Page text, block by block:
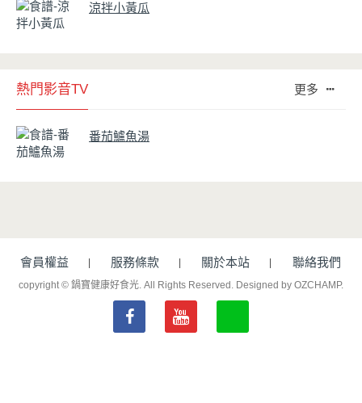
涼拌小黃瓜
熱門影音TV 更多
番茄鱸魚湯
會員權益 服務條款 關於本站 聯絡我們
copyright © 鍋寶健康好食光. All Rights Reserved. Designed by OZCHAMP.